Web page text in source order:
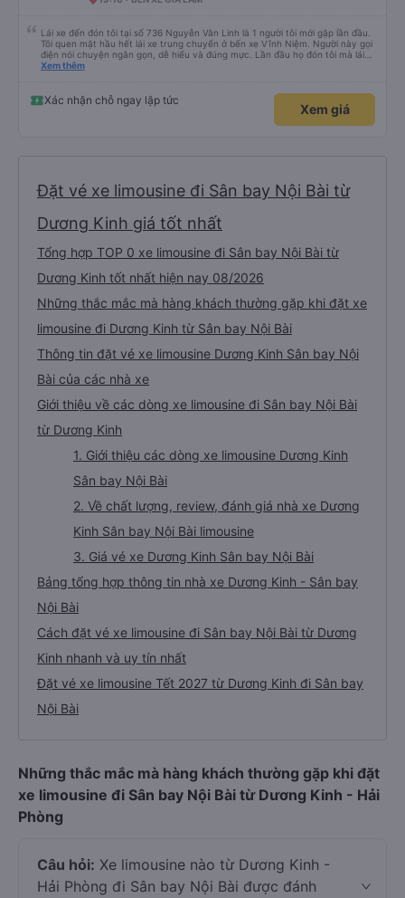
Lái xe đến đón tôi tại số 736 Nguyễn Văn Linh là 1 người tôi mới gặp lần đầu.
Tôi quen mặt hầu hết lái xe trung chuyển ở bến xe Vĩnh Niệm. Người này gọi
điện nói chuyện ngắn gọn, dễ hiểu và đúng mực. Lần đầu họ đón tôi mà lái
xe chạy thẳng vào cửa đón tôi, băng qua quãng đường ngập nước dài gần
nhà chiếc chìa khoá xe mà tôi để quên trong túi và mang theo bên người. Tôi
thực sự rất ấn tượng với người lái xe này, cũng như cách đào tạo nhân viên
của Quý công ty. Đề nghị Quý công ty tuyên dương lái xe này (số điện thoại
Xem thêm
Xác nhận chỗ ngay lập tức
Xem giá
Đặt vé xe limousine đi Sân bay Nội Bài từ
Dương Kinh giá tốt nhất
Tổng hợp TOP 0 xe limousine đi Sân bay Nội Bài từ
Dương Kinh tốt nhất hiện nay 08/2026
Những thắc mắc mà hàng khách thường gặp khi đặt xe
limousine đi Dương Kinh từ Sân bay Nội Bài
Thông tin đặt vé xe limousine Dương Kinh Sân bay Nội
Bài của các nhà xe
Giới thiệu về các dòng xe limousine đi Sân bay Nội Bài
từ Dương Kinh
1. Giới thiệu các dòng xe limousine Dương Kinh
Sân bay Nội Bài
2. Về chất lượng, review, đánh giá nhà xe Dương
Kinh Sân bay Nội Bài limousine
3. Giá vé xe Dương Kinh Sân bay Nội Bài
Bảng tổng hợp thông tin nhà xe Dương Kinh - Sân bay
Nội Bài
Cách đặt vé xe limousine đi Sân bay Nội Bài từ Dương
Kinh nhanh và uy tín nhất
Đặt vé xe limousine Tết 2027 từ Dương Kinh đi Sân bay
Nội Bài
Những thắc mắc mà hàng khách thường gặp khi đặt
xe limousine đi Sân bay Nội Bài từ Dương Kinh - Hải
Phòng
Câu hỏi: Xe limousine nào từ Dương Kinh -
Hải Phòng đi Sân bay Nội Bài được đánh